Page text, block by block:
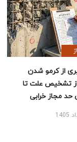
از کرمو شدن
تشخیص علت تا
حد مجاز خرابی